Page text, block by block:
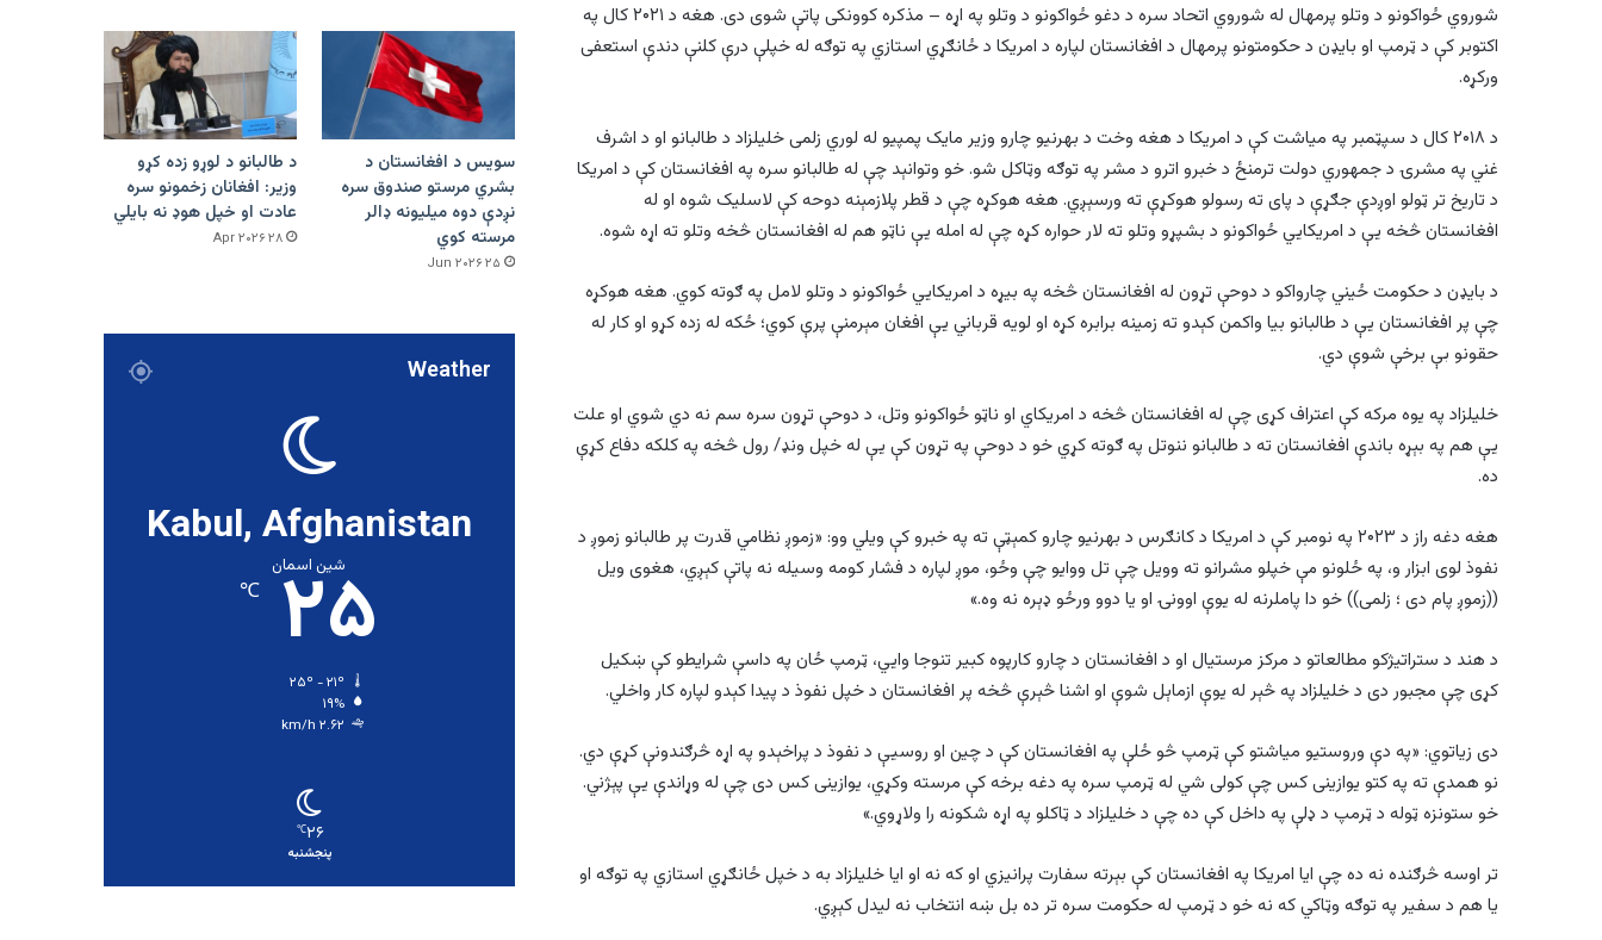
شوروي ځواکونو د وتلو پرمهال له شوروي اتحاد سره د دغو ځواکونو د وتلو په اړه – مذکره کوونکی پاتې شوی دی. هغه د ۲۰۲۱ کال په
اکتوبر کې د ټرمپ او بایډن د حکومتونو پرمهال د افغانستان لپاره د امریکا د ځانګړي استازي په توګه له خپلې درې کلنې دندې استعفی
ورکړه.
د ۲۰۱۸ کال د سپټمبر په میاشت کې د امریکا د هغه وخت د بهرنيو چارو وزیر مایک پمپيو له لوري زلمی خلیلزاد د طالبانو او د اشرف
غني په مشرۍ د جمهوري دولت ترمنځ د خبرو اترو د مشر په توګه وټاکل شو. خو وتوانېد چې له طالبانو سره په افغانستان کې د امریکا
د تاریخ تر ټولو اوږدې جګړې د پای ته رسولو هوکړې ته ورسېږي. هغه هوکړه چې د قطر پلازمېنه دوحه کې لاسلیک شوه او له
افغانستان څخه يې د امریکايي ځواکونو د بشپړو وتلو ته لار حواره کړه چې له امله يې ناټو هم له افغانستان څخه وتلو ته اړه شوه.
د بایډن د حکومت ځيني چارواکو د دوحې تړون له افغانستان څخه په بيړه د امریکايي ځواکونو د وتلو لامل په ګوته کوي. هغه هوکړه
چې پر افغانستان يې د طالبانو بیا واکمن کېدو ته زمینه برابره کړه او لویه قرباني یې افغان مېرمنې پرې کوي؛ ځکه له زده کړو او کار له
حقونو بې برخې شوې دي.
خلیلزاد په يوه مرکه کې اعتراف کړی چې له افغانستان څخه د امریکاي او ناټو ځواکونو وتل، د دوحې تړون سره سم نه دي شوي او علت
يې هم په بېړه باندې افغانستان ته د طالبانو ننوتل په ګوته کړي خو د دوحې په تړون کې يې له خپل ونډ/ رول څخه په کلکه دفاع کړې
ده.
هغه دغه راز د ۲۰۲۳ په نومبر کې د امریکا د کانګرس د بهرنيو چارو کمېټې ته په خبرو کې ويلي وو: «زموږ نظامي قدرت پر طالبانو زموږ د
نفوذ لوی ابزار و، په ځلونو مې خپلو مشرانو ته وويل چې تل ووایو چې وځو، موږ لپاره د فشار کومه وسیله نه پاتې کېږي، هغوی ویل
((زموږ پام دی ؛ زلمی)) خو دا پاملرنه له يوې اوونۍ او یا دوو ورځو ډېره نه وه.»
د هند د ستراتيژکو مطالعاتو د مرکز مرستيال او د افغانستان د چارو کارپوه کبیر تنوجا وايي، ټرمپ ځان په داسې شرايطو کې ښکیل
کړی چې مجبور دی د خلیلزاد په څېر له يوې ازماېل شوې او اشنا څېرې څخه پر افغانستان د خپل نفوذ د پيدا کېدو لپاره کار واخلي.
دی زیاتوي: «په دې وروستيو میاشتو کې ټرمپ څو ځلې په افغانستان کې د چین او روسیې د نفوذ د پراخېدو په اړه څرګندونې کړې دي.
نو همدې ته په کتو يوازینی کس چې کولی شي له ټرمپ سره په دغه برخه کې مرسته وکړي، یوازینی کس دی چې له وړاندې يې پېژني.
خو ستونزه ټوله د ټرمپ د ډلې په داخل کې ده چې د خلیلزاد د ټاکلو په اړه شکونه را ولاړوي.»
تر اوسه څرګنده نه ده چې ایا امریکا په افغانستان کې بېرته سفارت پرانيزي او که نه او ایا خلیلزاد به د خپل ځانګړي استازي په توګه او
یا هم د سفير په توګه وټاکي که نه خو د ټرمپ له حکومت سره تر ده بل ښه انتخاب نه لیدل کېږي.
سویس د افغانستان د
بشري مرستو صندوق سره
نږدې دوه میلیونه ډالر
مرسته کوي
۲۵ Jun ۲۰۲۶
د طالبانو د لوړو زده کړو
وزیر: افغانان زخمونو سره
عادت او خپل هوډ نه بایلي
۲۸ Apr ۲۰۲۶
Weather
Kabul, Afghanistan
شین اسمان
۲۵ ℃
۱۹%
۲.۶۲ km/h
۲۶℃
پنجشنبه